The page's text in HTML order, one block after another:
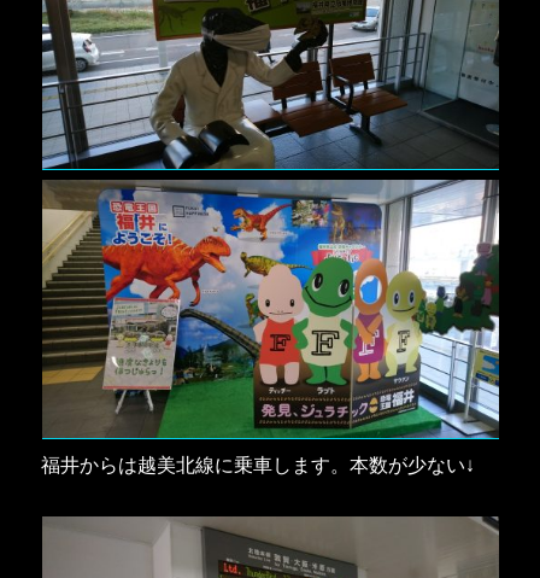
福井からは越美北線に乗車します。本数が少ない↓